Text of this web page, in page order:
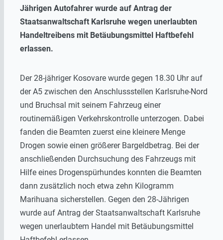
Jährigen Autofahrer wurde auf Antrag der
Staatsanwaltschaft Karlsruhe wegen unerlaubten
Handeltreibens mit Betäubungsmittel Haftbefehl
erlassen.
Der 28-jähriger Kosovare wurde gegen 18.30 Uhr auf
der A5 zwischen den Anschlussstellen Karlsruhe-Nord
und Bruchsal mit seinem Fahrzeug einer
routinemäßigen Verkehrskontrolle unterzogen. Dabei
fanden die Beamten zuerst eine kleinere Menge
Drogen sowie einen größerer Bargeldbetrag. Bei der
anschließenden Durchsuchung des Fahrzeugs mit
Hilfe eines Drogenspürhundes konnten die Beamten
dann zusätzlich noch etwa zehn Kilogramm
Marihuana sicherstellen. Gegen den 28-Jährigen
wurde auf Antrag der Staatsanwaltschaft Karlsruhe
wegen unerlaubtem Handel mit Betäubungsmittel